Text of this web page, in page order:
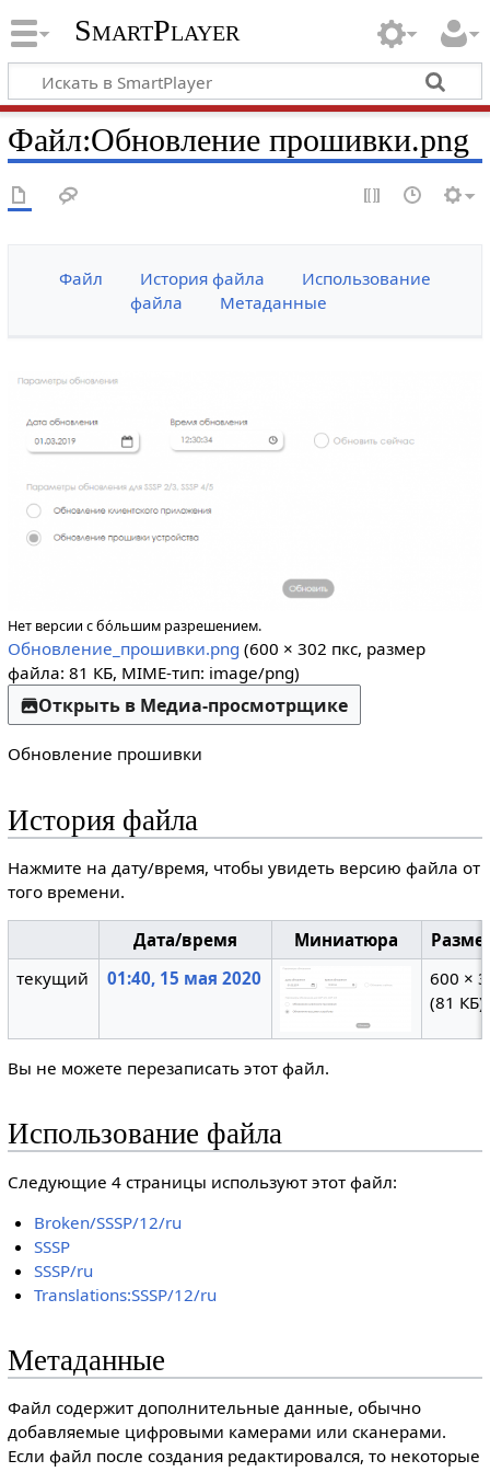
SmartPlayer
Файл:Обновление прошивки.png
Файл История файла
Использование
файла
Метаданные
Нет версии с бо́льшим разрешением.
Обновление_прошивки.png (600 × 302 пкс, размер
файла: 81 КБ, MIME-тип: image/png)
Открыть в Медиа-просмотрщике
Обновление прошивки
История файла
Нажмите на дату/время, чтобы увидеть версию файла от
того времени.
Дата/время Миниатюра
текущий
01:40, 15 мая 2020
600 ×
(81 КБ)
Вы не можете перезаписать этот файл.
Использование файла
Следующие 4 страницы используют этот файл:
Broken/SSSP/12/ru
SSSP
SSSP/ru
Translations:SSSP/12/ru
Метаданные
Файл содержит дополнительные данные, обычно
добавляемые цифровыми камерами или сканерами.
Если файл после создания редактировался, то некоторые